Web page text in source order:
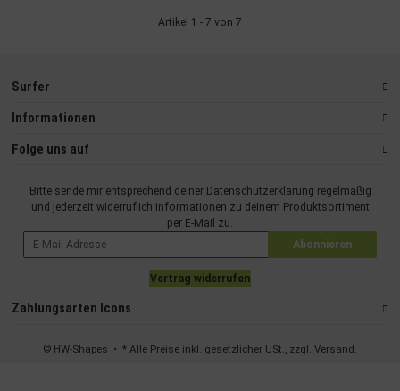
Artikel 1 - 7 von 7
Surfer
Informationen
Folge uns auf
Bitte sende mir entsprechend deiner Datenschutzerklärung regelmäßig
und jederzeit widerruflich Informationen zu deinem Produktsortiment
per E-Mail zu.
Abonnieren
Vertrag widerrufen
Zahlungsarten Icons
© HW-Shapes • * Alle Preise inkl. gesetzlicher USt., zzgl. Versand.